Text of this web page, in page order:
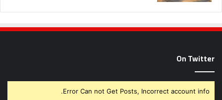
On Twitter
Error Can not Get Posts, Incorrect account info.